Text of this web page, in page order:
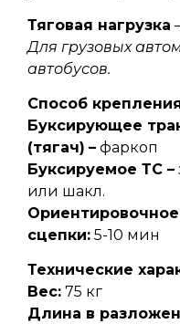
Тяговая нагрузка
Для грузовых
автобусов.
Способ
Буксирующее
(тягач) – фаркоп
Буксируемое ТС –
или шакл.
сцепки: 5-10 мин
Технические
Вес: 75 кг
Длина в